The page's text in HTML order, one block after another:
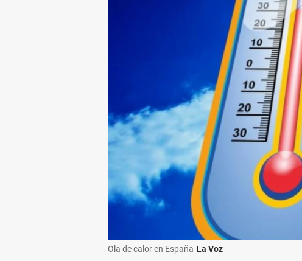
Ola de calor en España La Voz